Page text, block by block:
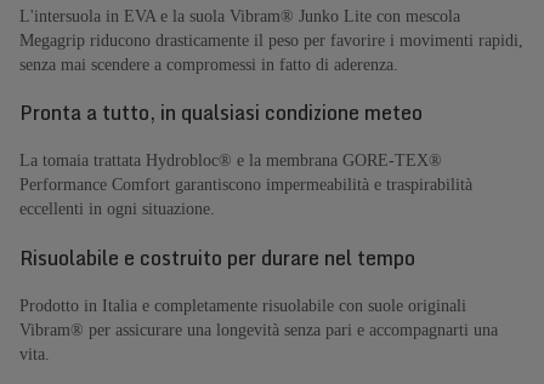
L'intersuola in EVA e la suola Vibram® Junko Lite con mescola
Megagrip riducono drasticamente il peso per favorire i movimenti rapidi,
senza mai scendere a compromessi in fatto di aderenza.
Pronta a tutto, in qualsiasi condizione meteo
La tomaia trattata Hydrobloc® e la membrana GORE-TEX®
Performance Comfort garantiscono impermeabilità e traspirabilità
eccellenti in ogni situazione.
Risuolabile e costruito per durare nel tempo
Prodotto in Italia e completamente risuolabile con suole originali
Vibram® per assicurare una longevità senza pari e accompagnarti una
vita.